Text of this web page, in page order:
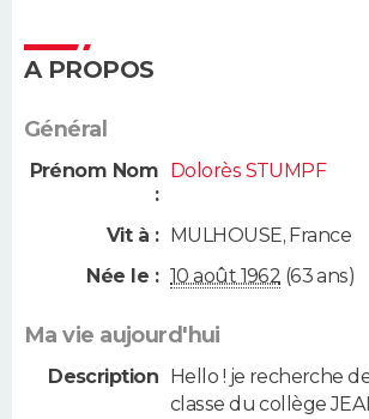
A PROPOS
Général
Prénom Nom
:
Dolorès STUMPF
Vit à : MULHOUSE, France
Née le : 10 août 1962 (63 ans)
Ma vie aujourd'hui
Description Hello ! je recherche
classe du collège